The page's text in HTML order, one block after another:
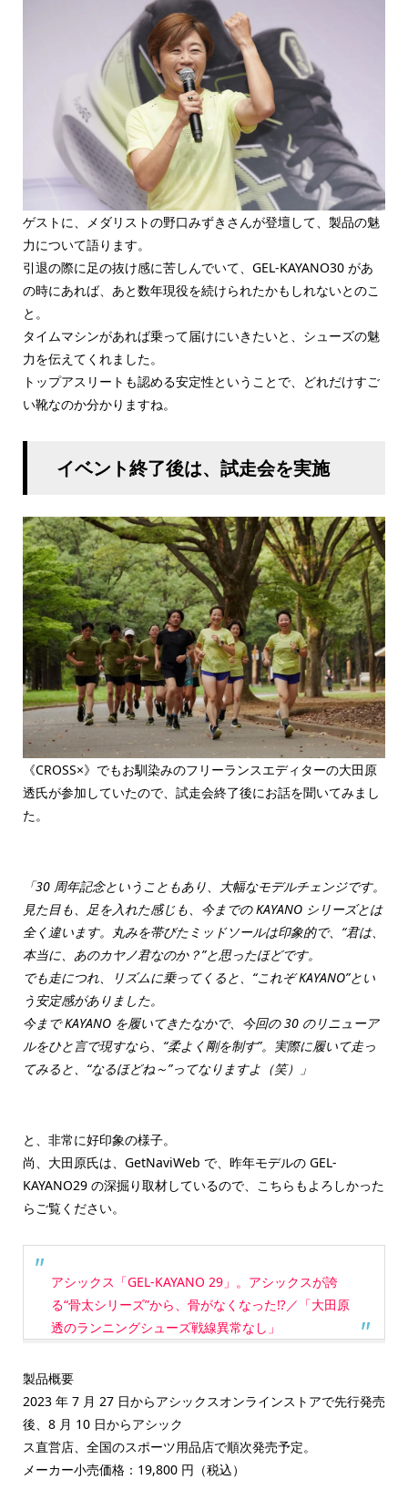
ゲストに、メダリストの野口みずきさんが登壇して、製品の魅
力について語ります。
引退の際に足の抜け感に苦しんでいて、GEL-KAYANO30 があ
の時にあれば、あと数年現役を続けられたかもしれないとのこ
と。
タイムマシンがあれば乗って届けにいきたいと、シューズの魅
力を伝えてくれました。
トップアスリートも認める安定性ということで、どれだけすご
い靴なのか分かりますね。
イベント終了後は、試走会を実施
《CROSS×》でもお馴染みのフリーランスエディターの大田原
透氏が参加していたので、試走会終了後にお話を聞いてみまし
た。
「30 周年記念ということもあり、大幅なモデルチェンジです。
見た目も、足を入れた感じも、今までの KAYANO シリーズとは
全く違います。丸みを帯びたミッドソールは印象的で、“君は、
本当に、あのカヤノ君なのか？”と思ったほどです。
でも走につれ、リズムに乗ってくると、“これぞ KAYANO”とい
う安定感がありました。
今まで KAYANO を履いてきたなかで、今回の 30 のリニューア
ルをひと言で現すなら、“柔よく剛を制す”。実際に履いて走っ
てみると、“なるほどね～”ってなりますよ（笑）」
と、非常に好印象の様子。
尚、大田原氏は、GetNaviWeb で、昨年モデルの GEL-
KAYANO29 の深掘り取材しているので、こちらもよろしかった
らご覧ください。
アシックス「GEL-KAYANO 29」。アシックスが誇
る“骨太シリーズ”から、骨がなくなった⁉／「大田原
透のランニングシューズ戦線異常なし」
製品概要
2023 年 7 月 27 日からアシックスオンラインストアで先行発売
後、8 月 10 日からアシック
ス直営店、全国のスポーツ用品店で順次発売予定。
メーカー小売価格：19,800 円（税込）